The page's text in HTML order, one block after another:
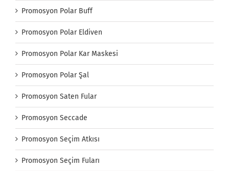
Promosyon Polar Buff
Promosyon Polar Eldiven
Promosyon Polar Kar Maskesi
Promosyon Polar Şal
Promosyon Saten Fular
Promosyon Seccade
Promosyon Seçim Atkısı
Promosyon Seçim Fuları